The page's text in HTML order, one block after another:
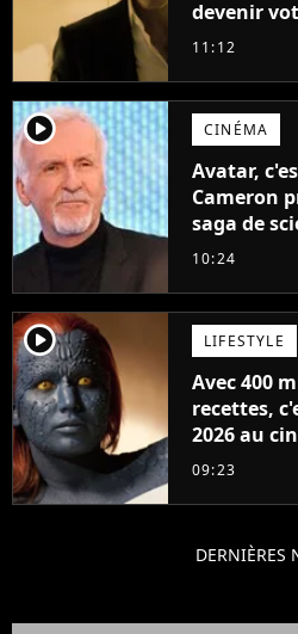
devenir
11:12
player2 CINÉMA
Avatar,
Cameron
saga de
milliards
10:24
player2 LIFESTYLE
Avec 400
recettes,
2026 au
adorée
09:23
DERNIÈRES